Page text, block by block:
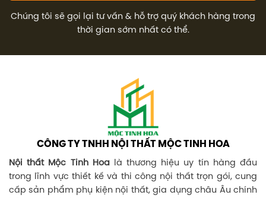
Chúng tôi sẽ gọi lại tư vấn & hỗ trợ quý khách hàng trong
thời gian sớm nhất có thể.
CÔNG TY TNHH NỘI THẤT MỘC TINH HOA
Nội thất Mộc Tinh Hoalà thương hiệu uy tín hàng đầu
trong lĩnh vực thiết kế và thi công nội thất trọn gói, cung
cấp sản phẩm phụ kiện nội thất, gia dụng châu Âu chính